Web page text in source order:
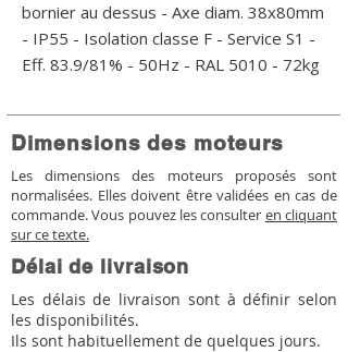
bornier au dessus - Axe diam. 38x80mm
- IP55 - Isolation classe F - Service S1 -
Eff. 83.9/81% - 50Hz - RAL 5010 - 72kg
Dimensions des moteurs
Les dimensions des moteurs proposés sont
normalisées. Elles doivent être validées en cas de
commande. Vous pouvez les consulter en cliquant
sur ce texte.
Délai de livraison
Les délais de livraison sont à définir selon
les disponibilités.
Ils sont habituellement de quelques jours.